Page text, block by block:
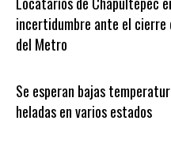
incertidumbre ante el cierre
del Metro
Se esperan bajas
heladas en varios estados